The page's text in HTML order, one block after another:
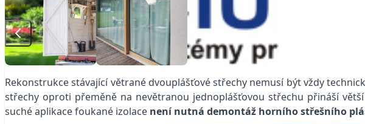
Rekonstrukce stávající větrané dvouplášťové střechy nemusí být vždy
střechy oproti přeměně na nevětranou jednoplášťovou střechu přináší
suché aplikace foukané izolace není nutná demontáž horního střešního